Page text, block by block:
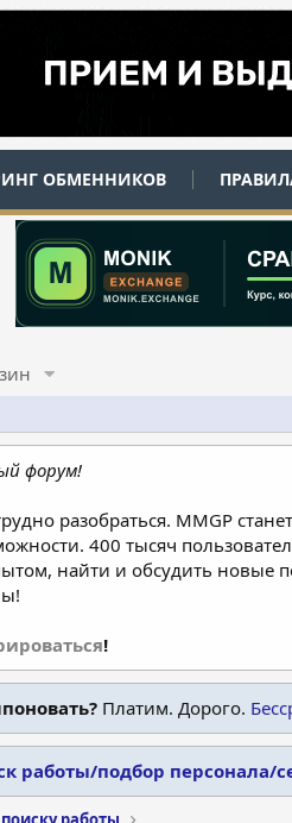
ОБМЕННИКОВ
форум!
разобраться. MMGP
400 тысяч
найти и обсудить
!
Платим. Дорого.
работы/подбор персонала/